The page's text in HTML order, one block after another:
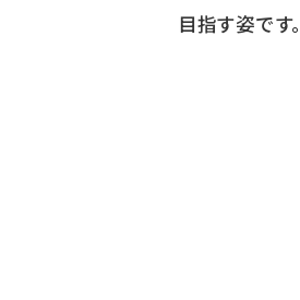
目指す姿です。​